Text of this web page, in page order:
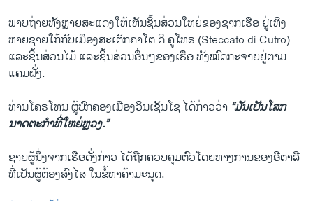
ພາບຖ່າຍທັງຫຼາຍສະແດງໃຫ້ເຫັນຊິ້ນສ່ວນໃຫຍ່ຂອງຊາກເຮືອ ຢູ່ເທິງ
ຫາຍຊາຍໃກ້ກັບເມືອງສະເຕັກຄາໂຕ ດີ ຄູໂທຣ (Steccato di Cutro)
ແລະຊິ້ນສ່ວນໄມ້ ແລະຊິ້ນສ່ວນອື່ນໆຂອງເຮືອ ທັງໝົດກະຈາຍຢູ່ຕາມ
ແຄມຝັ່ງ.
ທ່ານໂຄຣໂທນ ຜູ້ປົກຄອງເມືອງວິນເຊັນໂຊ ໄດ້ກ່າວວ່າ “ມັນເປັນໂສກ
ນາດຕະກຳທີ່ໃຫຍ່ຫຼວງ.”
ຊາຍຜູ້ນຶ່ງຈາກເຮືອດັ່ງກ່າວ ໄດ້ຖືກຄວບຄຸມຕົວໂດຍທາງການຂອງອີຕາລີ
ທີ່ເປັນຜູ້ຕ້ອງສົງໄສ ໃນຂໍ້ຫາຄ້າມະນຸດ.